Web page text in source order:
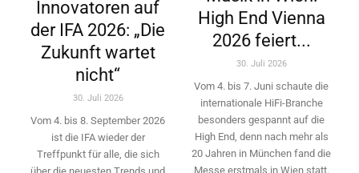
Innovatoren auf
der IFA 2026: „Die
Zukunft wartet
nicht“
30. Juli 2026
Vom 4. bis 8. September 2026
ist die IFA wieder der
Treffpunkt für alle, die sich
über die neuesten Trends und
High End Vienna
2026 feiert...
30. Juli 2026
Vom 4. bis 7. Juni schaute die
internationale HiFi-Branche
besonders gespannt auf die
High End, denn nach mehr als
20 Jahren in München fand die
Messe erstmals in Wien statt.